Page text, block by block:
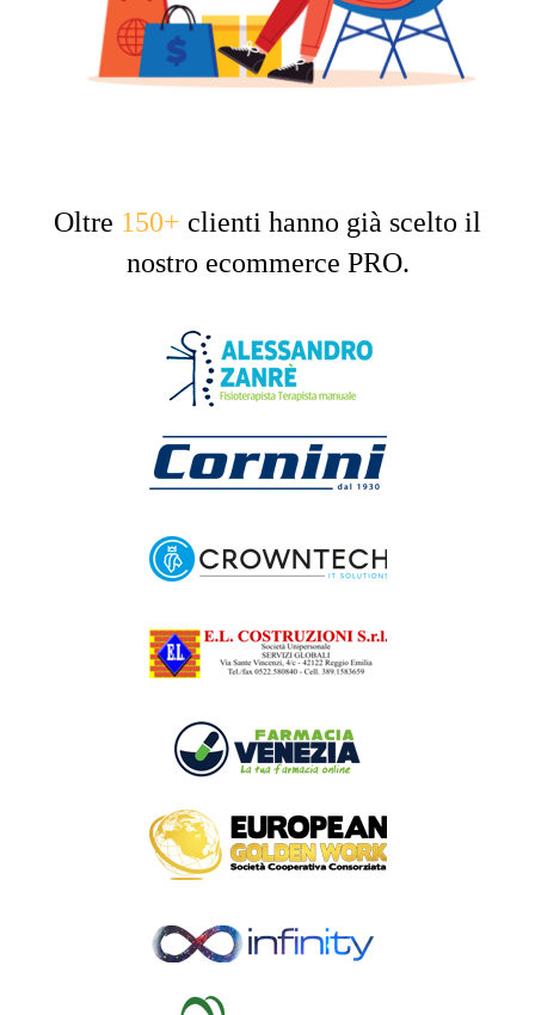
Oltre 150+ clienti hanno già scelto il
nostro ecommerce PRO.